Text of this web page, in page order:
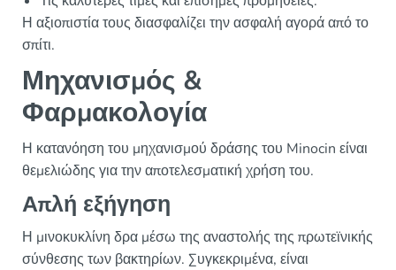
Η αξιοπιστία τους διασφαλίζει την ασφαλή αγορά από το
σπίτι.
Μηχανισμός &
Φαρμακολογία
Η κατανόηση του μηχανισμού δράσης του Minocin είναι
θεμελιώδης για την αποτελεσματική χρήση του.
Απλή εξήγηση
Η μινοκυκλίνη δρα μέσω της αναστολής της πρωτεϊνικής
σύνθεσης των βακτηρίων. Συγκεκριμένα, είναι